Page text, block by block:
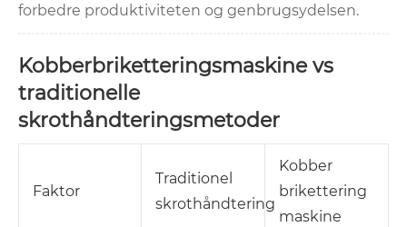
forbedre produktiviteten og genbrugsydelsen.
Kobberbriketteringsmaskine vs
traditionelle
skrothåndteringsmetoder
Faktor
Traditionel
skrothåndtering
Kobber
brikettering
maskine